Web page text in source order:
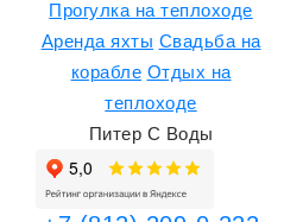
Прогулка на теплоходе
Аренда яхты Свадьба на
корабле Отдых на
теплоходе
Питер С Воды